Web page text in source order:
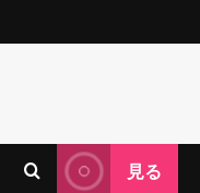
見る